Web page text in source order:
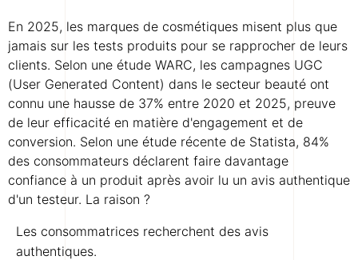
En 2025, les marques de cosmétiques misent plus que
jamais sur les tests produits pour se rapprocher de leurs
clients. Selon une étude WARC, les campagnes UGC
(User Generated Content) dans le secteur beauté ont
connu une hausse de 37% entre 2020 et 2025, preuve
de leur efficacité en matière d'engagement et de
conversion. Selon une étude récente de Statista, 84%
des consommateurs déclarent faire davantage
confiance à un produit après avoir lu un avis authentique
d'un testeur. La raison ?
Les consommatrices recherchent des avis
authentiques.